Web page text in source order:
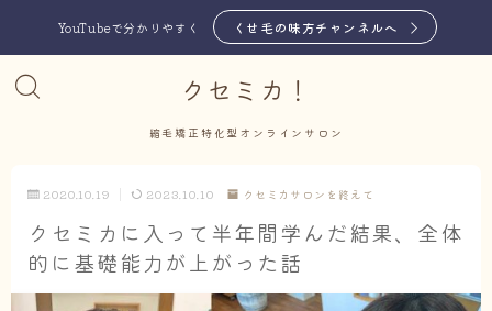
YouTubeで分かりやすく くせ毛の味方チャンネルへ
クセミカ！
縮毛矯正特化型オンラインサロン
2020.10.19 2023.10.10 クセミカサロンを終えて
クセミカに入って半年間学んだ結果、全体
的に基礎能力が上がった話